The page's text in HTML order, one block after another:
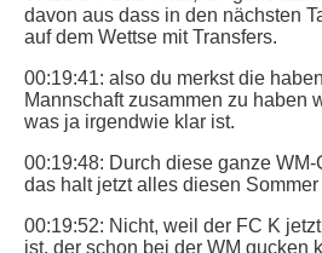
davon aus dass in den nächsten
auf dem Wettse mit Transfers.
00:19:41: also du merkst die
Mannschaft zusammen zu haben
was ja irgendwie klar ist.
00:19:48: Durch diese ganze
das halt jetzt alles diesen
00:19:52: Nicht, weil der FC K
ist, der schon bei der WM gucken